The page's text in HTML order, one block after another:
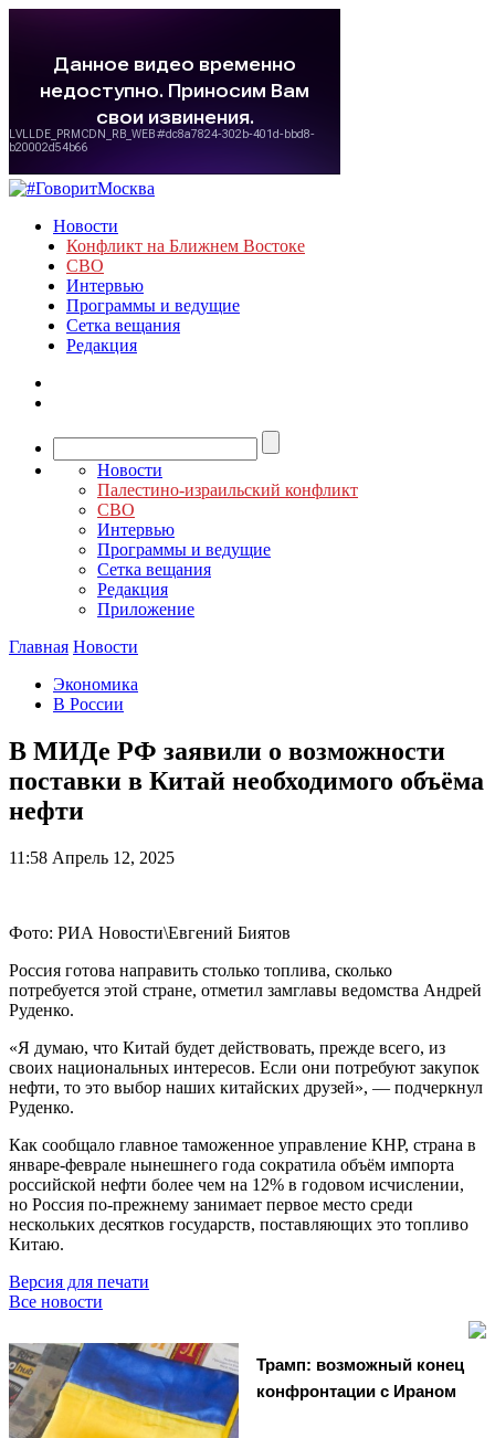
Новости
Конфликт на Ближнем Востоке
СВО
Интервью
Программы и ведущие
Сетка вещания
Редакция
Новости
Палестино-израильский конфликт
СВО
Интервью
Программы и ведущие
Сетка вещания
Редакция
Приложение
Главная Новости
Экономика
В России
В МИДе РФ заявили о возможности
поставки в Китай необходимого объёма
нефти
11:58 Апрель 12, 2025
Фото: РИА Новости\Евгений Биятов
Россия готова направить столько топлива, сколько
потребуется этой стране, отметил замглавы ведомства Андрей
Руденко.
«Я думаю, что Китай будет действовать, прежде всего, из
своих национальных интересов. Если они потребуют закупок
нефти, то это выбор наших китайских друзей», — подчеркнул
Руденко.
Как сообщало главное таможенное управление КНР, страна в
январе-феврале нынешнего года сократила объём импорта
российской нефти более чем на 12% в годовом исчислении,
но Россия по-прежнему занимает первое место среди
нескольких десятков государств, поставляющих это топливо
Китаю.
Версия для печати
Все новости
Трамп: возможный конец
конфронтации с Ираном